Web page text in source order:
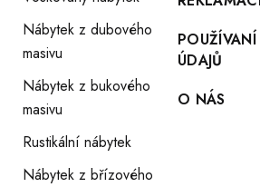
Nábytek z dubového
masivu
Nábytek z bukového
masivu
Rustikální nábytek
Nábytek z břízového
ÚDAJŮ
O NÁS